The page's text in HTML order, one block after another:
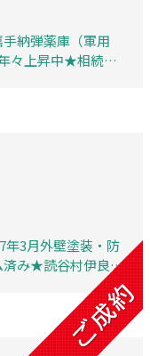
納弾薬庫（軍用
々上昇中★相続税
3月外壁塗装・防
み★読谷村伊良皆
路★現在賃貸中